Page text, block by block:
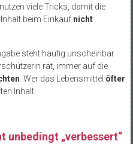
viele Tricks, damit die
beim Einkauf nicht
steht häufig unscheinbar
rät, immer auf die
. Wer das Lebensmittel öfter
Inhalt.
unbedingt „verbessert“